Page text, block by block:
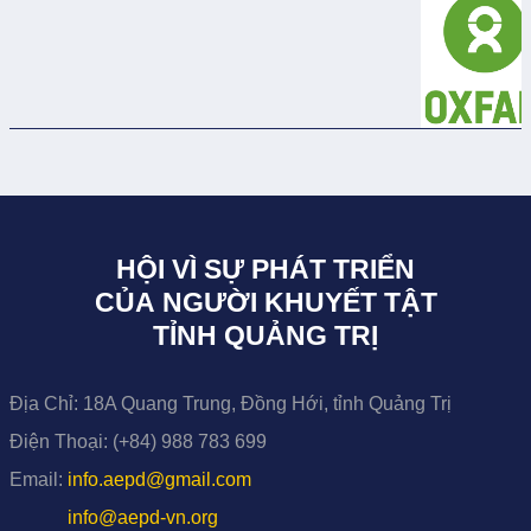
HỘI VÌ SỰ PHÁT TRIỂN
CỦA NGƯỜI KHUYẾT TẬT
TỈNH QUẢNG TRỊ
Địa Chỉ: 18A Quang Trung, Đồng Hới, tỉnh Quảng Trị
Điện Thoại: (+84) 988 783 699
Email: info.aepd@gmail.com
info@aepd-vn.org